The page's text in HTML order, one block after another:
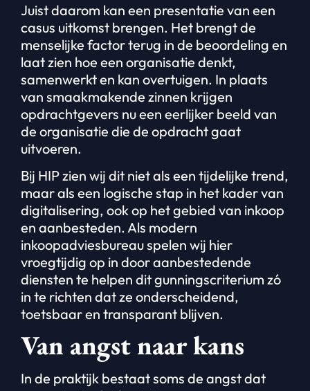
Juist daarom kan een presentatie van een
casus uitkomst brengen. Het brengt de
menselijke factor terug in de beoordeling en
laat zien hoe een organisatie denkt,
samenwerkt en kan overtuigen. In plaats
van smaakmakende zinnen krijgen
opdrachtgevers nu een eerlijker beeld van
de organisatie die de opdracht gaat
uitvoeren.
Bij HIP zien wij dit niet als een tijdelijke trend,
maar als een logische stap in het kader van
digitalisering, ook op het gebied van inkoop
en aanbesteden. Als modern
inkoopadviesbureau spelen wij hier
vroegtijdig op in door aanbestedende
diensten te helpen dit gunningscriterium zó
in te richten dat ze onderscheidend,
toetsbaar en transparant blijven.
Van angst naar kans
In de praktijk bestaat soms de angst dat